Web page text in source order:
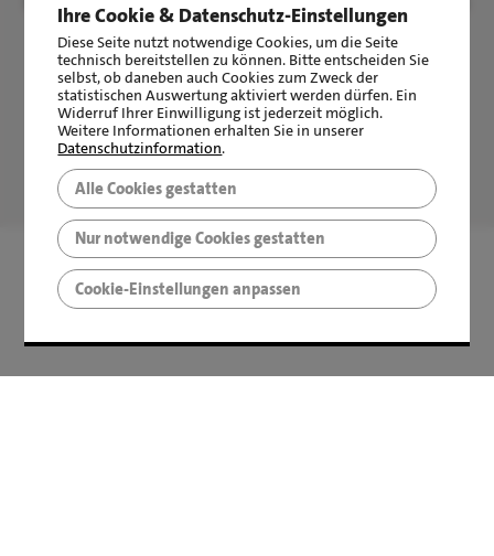
Datenschutz
LBS Immobilien GmbH NordWesthat4,87von5Sternen
|2511Bewertungen auf ProvenExpert.com
Ihre Cookie & Datenschutz-Einstellungen
Diese Seite nutzt notwendige Cookies, um die Seite
technisch bereitstellen zu können. Bitte entscheiden Sie
selbst, ob daneben auch Cookies zum Zweck der
statistischen Auswertung aktiviert werden dürfen. Ein
Widerruf Ihrer Einwilligung ist jederzeit möglich.
Weitere Informationen erhalten Sie in unserer
Datenschutzinformation.
Alle Cookies gestatten
Nur notwendige Cookies gestatten
Cookie-Einstellungen anpassen